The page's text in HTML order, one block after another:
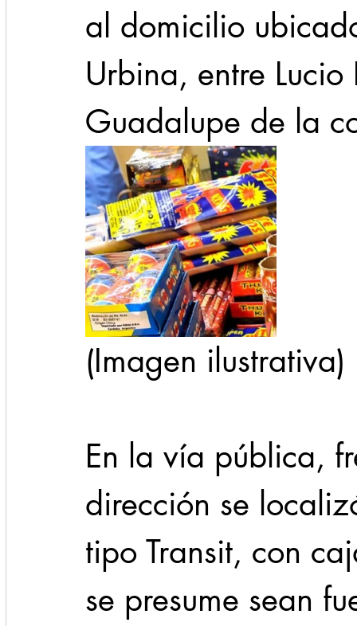
al domicilio
Urbina, entre
Guadalupe de
(Imagen ilustrativa)
En la vía pública,
dirección se
tipo Transit, con
se presume sean